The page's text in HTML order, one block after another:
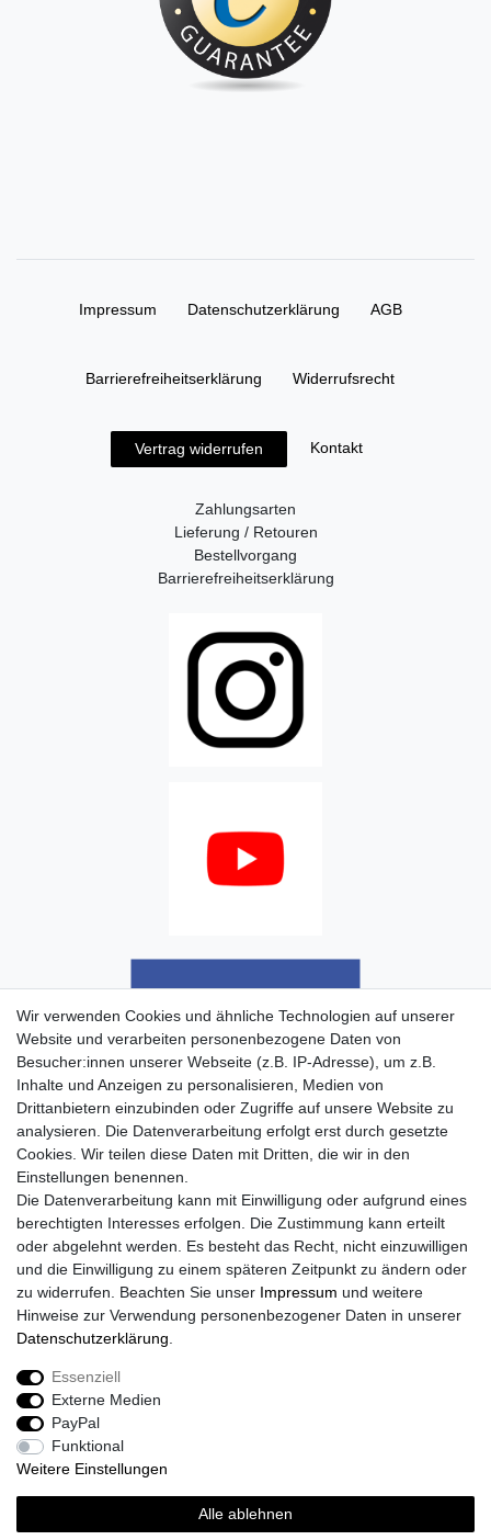
Impressum Daten­schutz­erklärung AGB
Barrierefreiheitserklärung Widerrufs­recht
Vertrag widerrufen Kontakt
Zahlungsarten
Lieferung / Retouren
Bestellvorgang
Barrierefreiheitserklärung
Wir verwenden Cookies und ähnliche Technologien auf unserer
Website und verarbeiten personenbezogene Daten von
Besucher:innen unserer Webseite (z.B. IP-Adresse), um z.B.
Inhalte und Anzeigen zu personalisieren, Medien von
Drittanbietern einzubinden oder Zugriffe auf unsere Website zu
analysieren. Die Datenverarbeitung erfolgt erst durch gesetzte
Cookies. Wir teilen diese Daten mit Dritten, die wir in den
Einstellungen benennen.
Die Datenverarbeitung kann mit Einwilligung oder aufgrund eines
berechtigten Interesses erfolgen. Die Zustimmung kann erteilt
oder abgelehnt werden. Es besteht das Recht, nicht einzuwilligen
und die Einwilligung zu einem späteren Zeitpunkt zu ändern oder
zu widerrufen. Beachten Sie unser Impressum und weitere
Hinweise zur Verwendung personenbezogener Daten in unserer
Daten­schutz­erklärung
Essenziell
Externe Medien
PayPal
Funktional
Weitere Einstellungen
Alle ablehnen